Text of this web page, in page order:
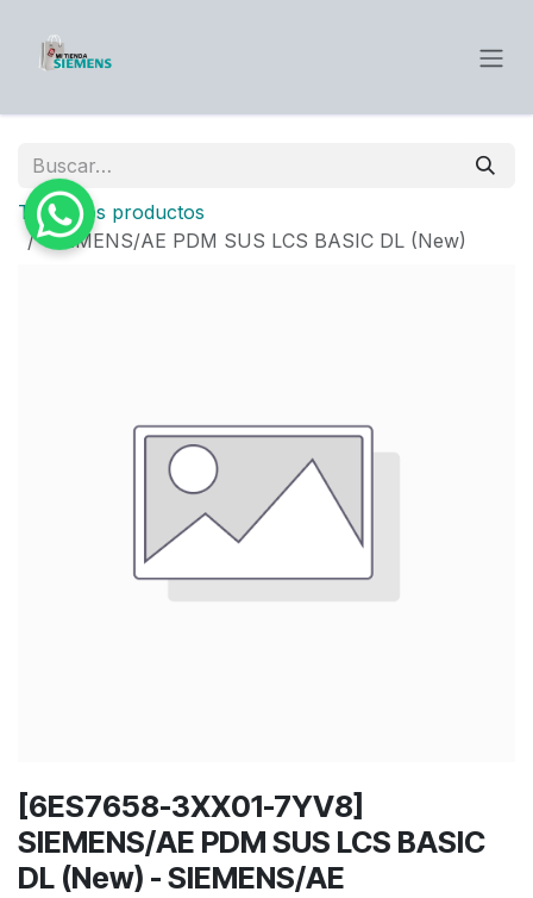
Todos los productos
SIEMENS/AE PDM SUS LCS BASIC DL (New)
[6ES7658-3XX01-7YV8]
SIEMENS/AE PDM SUS LCS BASIC
DL (New) - SIEMENS/AE